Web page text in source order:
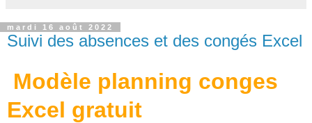
mardi 16 août 2022
Suivi des absences et des congés Excel
Modèle planning conges
Excel gratuit